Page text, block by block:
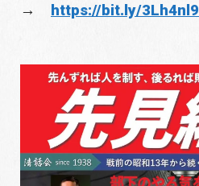
→ https://bit.ly/3Lh4nl9